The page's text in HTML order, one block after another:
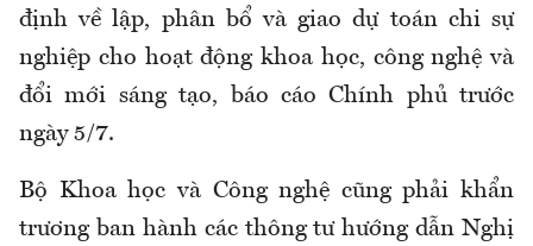
định về lập, phân bổ và giao dự toán chi sự
nghiệp cho hoạt động khoa học, công nghệ và
đổi mới sáng tạo, báo cáo Chính phủ trước
ngày 5/7.
Bộ Khoa học và Công nghệ cũng phải khẩn
trương ban hành các thông tư hướng dẫn Nghị